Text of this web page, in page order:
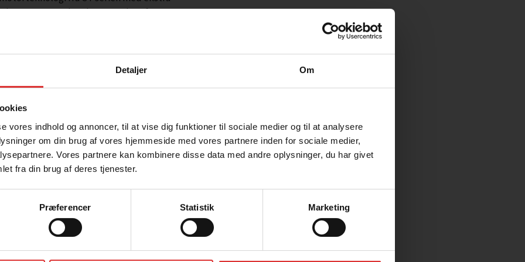
Detaljer Om
vores indhold og annoncer, til at vise dig funktioner til sociale medier og til at analysere
om din brug af vores hjemmeside med vores partnere inden for sociale medier,
Vores partnere kan kombinere disse data med andre oplysninger, du har givet
fra din brug af deres tjenester.
Præferencer Statistik Marketing
en ATV med endnu mere komfort og
ture i terrænet.
Nm drejningsmoment, hvilket giver stærk
motorlayout reducerer
køreoplevelse, selv under krævende
særligt ved kørsel med belastning,
affjedring med 235 mm vandring
tykkere sædepude giver en mere
lettere – både ved arbejde og
med kraftige lastrack i 2 mm stål,
CF-Connect hurtigmonteringssystem
Jeg handler som
Privatperson
Priser inkl. moms Priser ekskl. moms